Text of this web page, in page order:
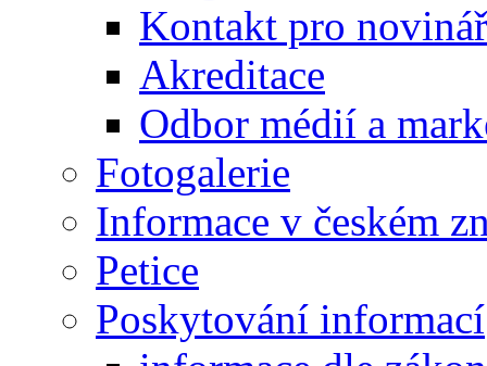
Kontakt pro
Akreditace
Odbor médií a
Fotogalerie
Informace v českém
Petice
Poskytování informací